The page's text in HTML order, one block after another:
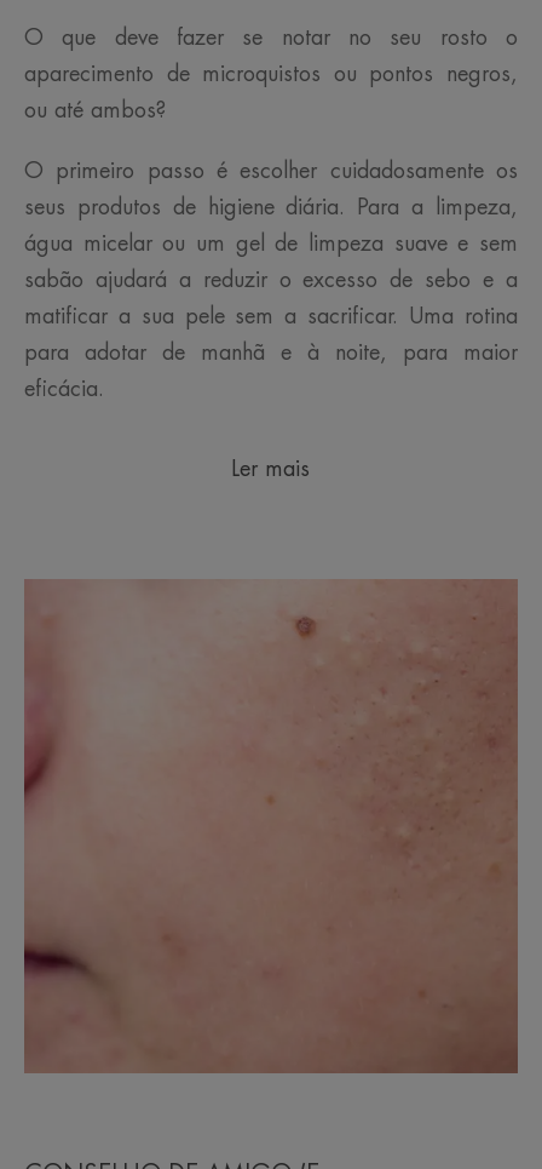
O que deve fazer se notar no seu rosto o
aparecimento de microquistos ou pontos negros,
ou até ambos?
O primeiro passo é escolher cuidadosamente os
seus produtos de higiene diária. Para a limpeza,
água micelar ou um gel de limpeza suave e sem
sabão ajudará a reduzir o excesso de sebo e a
matificar a sua pele sem a sacrificar. Uma rotina
para adotar de manhã e à noite, para maior
eficácia.
Ler mais